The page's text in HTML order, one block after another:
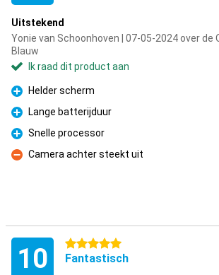
Uitstekend
Yonie van Schoonhoven | 07-05-2024 over de
Blauw
Ik raad dit product aan
Pluspunt
Helder scherm
Pluspunt
Lange batterijduur
Pluspunt
Snelle processor
Minpunt
Camera achter steekt uit
10 5 sterren
Fantastisch